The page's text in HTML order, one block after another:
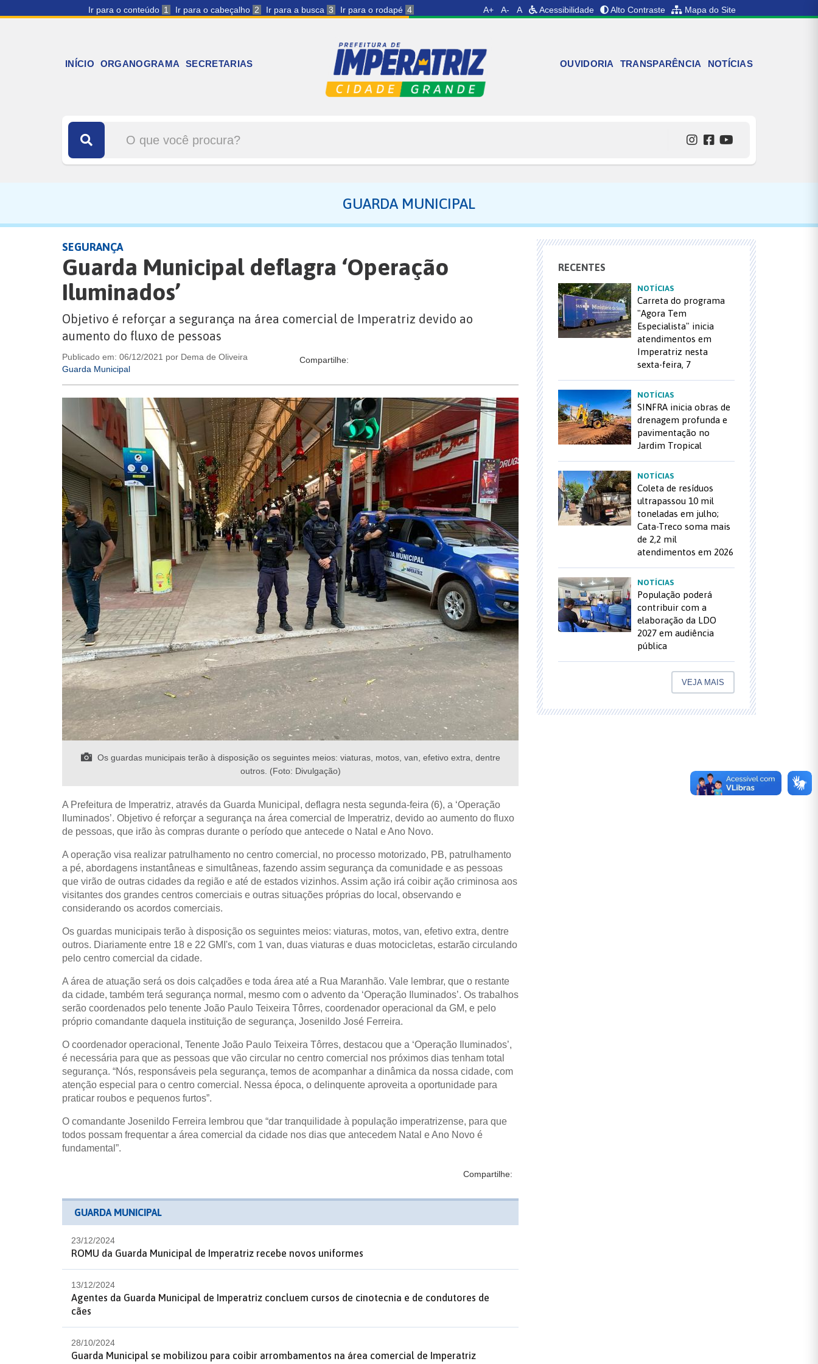
Ir para o conteúdo 1 Ir para o cabeçalho 2 Ir para a busca 3 Ir para o rodapé 4 A+ A- A Acessibilidade Alto Contraste Mapa do Site
INÍCIO ORGANOGRAMA SECRETARIAS OUVIDORIA TRANSPARÊNCIA NOTÍCIAS
GUARDA MUNICIPAL
SEGURANÇA
Guarda Municipal deflagra ‘Operação
Iluminados’
Objetivo é reforçar a segurança na área comercial de Imperatriz devido ao
aumento do fluxo de pessoas
Publicado em: 06/12/2021 por Dema de Oliveira
Guarda Municipal
Compartilhe:
Os guardas municipais terão à disposição os seguintes meios: viaturas, motos, van, efetivo extra, dentre
outros. (Foto: Divulgação)
A Prefeitura de Imperatriz, através da Guarda Municipal, deflagra nesta segunda-feira (6), a ‘Operação
Iluminados’. Objetivo é reforçar a segurança na área comercial de Imperatriz, devido ao aumento do fluxo
de pessoas, que irão às compras durante o período que antecede o Natal e Ano Novo.
A operação visa realizar patrulhamento no centro comercial, no processo motorizado, PB, patrulhamento
a pé, abordagens instantâneas e simultâneas, fazendo assim segurança da comunidade e as pessoas
que virão de outras cidades da região e até de estados vizinhos. Assim ação irá coibir ação criminosa aos
visitantes dos grandes centros comerciais e outras situações próprias do local, observando e
considerando os acordos comerciais.
Os guardas municipais terão à disposição os seguintes meios: viaturas, motos, van, efetivo extra, dentre
outros. Diariamente entre 18 e 22 GMI's, com 1 van, duas viaturas e duas motocicletas, estarão circulando
pelo centro comercial da cidade.
A área de atuação será os dois calçadões e toda área até a Rua Maranhão. Vale lembrar, que o restante
da cidade, também terá segurança normal, mesmo com o advento da ‘Operação Iluminados’. Os trabalhos
serão coordenados pelo tenente João Paulo Teixeira Tôrres, coordenador operacional da GM, e pelo
próprio comandante daquela instituição de segurança, Josenildo José Ferreira.
O coordenador operacional, Tenente João Paulo Teixeira Tôrres, destacou que a ‘Operação Iluminados’,
é necessária para que as pessoas que vão circular no centro comercial nos próximos dias tenham total
segurança. “Nós, responsáveis pela segurança, temos de acompanhar a dinâmica da nossa cidade, com
atenção especial para o centro comercial. Nessa época, o delinquente aproveita a oportunidade para
praticar roubos e pequenos furtos”.
O comandante Josenildo Ferreira lembrou que “dar tranquilidade à população imperatrizense, para que
todos possam frequentar a área comercial da cidade nos dias que antecedem Natal e Ano Novo é
fundamental”.
Compartilhe:
GUARDA MUNICIPAL
23/12/2024
ROMU da Guarda Municipal de Imperatriz recebe novos uniformes
13/12/2024
Agentes da Guarda Municipal de Imperatriz concluem cursos de cinotecnia e de condutores de
cães
28/10/2024
Guarda Municipal se mobilizou para coibir arrombamentos na área comercial de Imperatriz
RECENTES
NOTÍCIAS
Carreta do programa
"Agora Tem
Especialista" inicia
atendimentos em
Imperatriz nesta
sexta-feira, 7
NOTÍCIAS
SINFRA inicia obras de
drenagem profunda e
pavimentação no
Jardim Tropical
NOTÍCIAS
Coleta de resíduos
ultrapassou 10 mil
toneladas em julho;
Cata-Treco soma mais
de 2,2 mil
atendimentos em 2026
NOTÍCIAS
População poderá
contribuir com a
elaboração da LDO
2027 em audiência
pública
VEJA MAIS